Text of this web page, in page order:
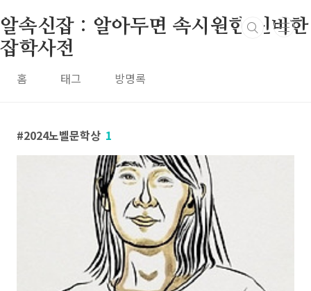
알속신잡 : 알아두면 속시원한 신비한
잡학사전
홈 태그 방명록
2024노벨문학상 1